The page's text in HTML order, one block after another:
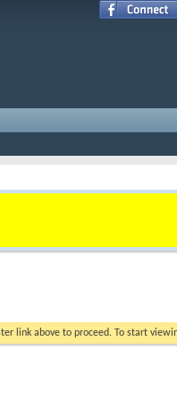
link above to proceed. To start